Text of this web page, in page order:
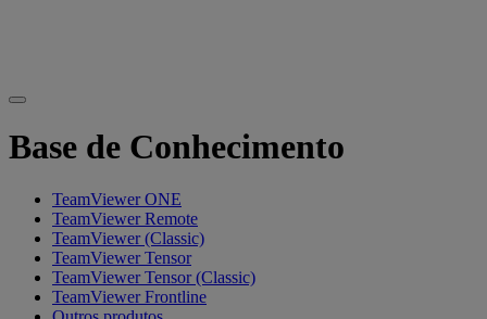
Base de Conhecimento
TeamViewer ONE
TeamViewer Remote
TeamViewer (Classic)
TeamViewer Tensor
TeamViewer Tensor (Classic)
TeamViewer Frontline